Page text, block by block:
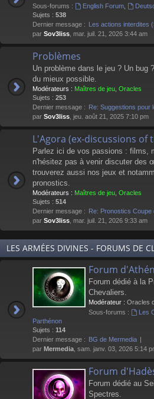
Sous-forums :
English Forum,
Sujets : 538
Dernier message : Les actions interdites
par Sov3liss , mar. juil. 21, 2026 3:44 am
Problèmes
Un problème dans le jeu ? Un bug
du mieux possible.
Modérateurs : Maîtres de jeu Oracles
Sujets : 253
Dernier message : Re: Suggestions pour
par Sov3liss , jeu. août 21, 2025 7:10 pm
L'Agora (ex-discussions of
Parlez ici de vos passions : films,
n'hésitez pas à venir discuter des
trouverez aussi nos jeux et
pronostics.
Modérateurs : Maîtres de jeu Oracles
Sujets : 514
Dernier message : Re: Pronostics Coupe
par Sov3liss , mar. juil. 21, 2026 9:33 am
LES ARMÉES DIVINES - FORUMS DE
Forum
Forum dédié à la
Chevaliers.
Modérateur : Oracles
Sous-forums :
Les
Parthénon
Sujets : 114
Dernier message : BG de Mermedia
par Mermedia , sam. janv. 03, 2026 5:14
Forum
Forum dédié au
Spectres.